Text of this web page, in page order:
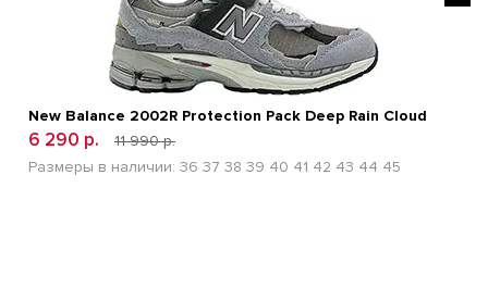
New Balance 2002R Protection Pack Deep Rain Cloud
6 290 р.
11 990 р.
Размеры в наличии: 36 37 38 39 40 41 42 43 44 45